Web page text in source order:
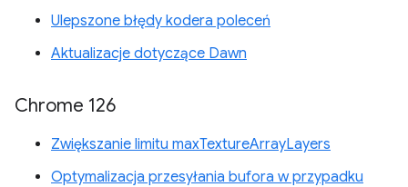
Ulepszone błędy kodera poleceń
Aktualizacje dotyczące Dawn
Chrome 126
Zwiększanie limitu maxTextureArrayLayers
Optymalizacja przesyłania bufora w przypadku